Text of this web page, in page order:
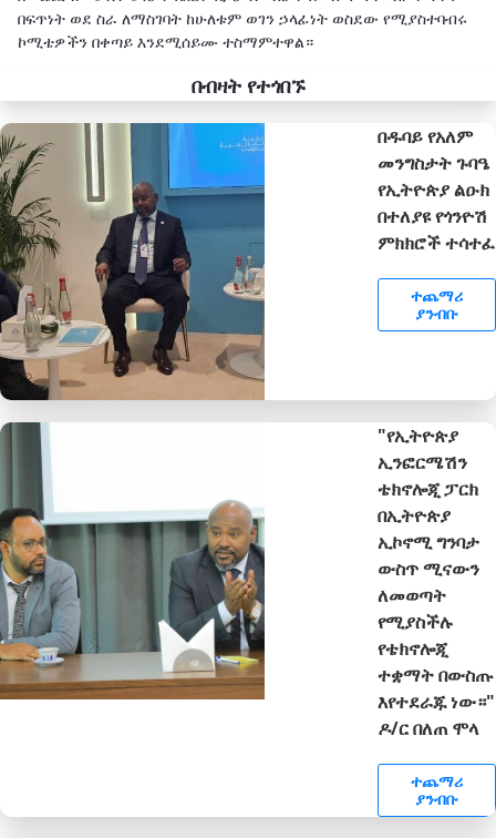
በፍጥነት ወደ ስራ ለማስገባት ከሁለቱም ወገን ኃላፊነት ወስደው የሚያስተባብሩ
ኮሚቴዎችን በቀጣይ እንደሚሰይሙ ተስማምተዋል።
በብዛት የተጎበኙ
በዱባይ የአለም
መንግስታት ጉባዔ
የኢትዮጵያ ልዑክ
በተለያዩ የጎንዮሽ
ምክክሮች ተሳተፈ
ተጨማሪ
ያንብቡ
"የኢትዮጵያ
ኢንፎርሜሽን
ቴክኖሎጂ ፓርክ
በኢትዮጵያ
ኢኮኖሚ ግንባታ
ውስጥ ሚናውን
ለመወጣት
የሚያስችሉ
የቴክኖሎጂ
ተቋማት በውስጡ
እየተደራጁ ነው።"
ዶ/ር በለጠ ሞላ
ተጨማሪ
ያንብቡ